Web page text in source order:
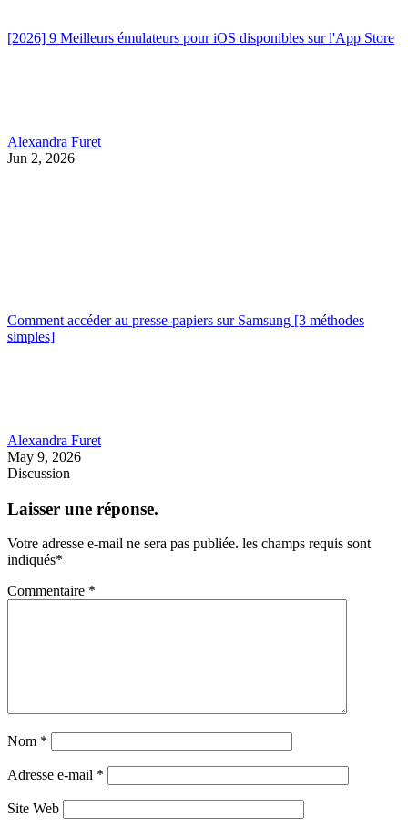
[2026] 9 Meilleurs émulateurs pour iOS disponibles sur l'App Store
Alexandra Furet
Jun 2, 2026
Comment accéder au presse-papiers sur Samsung [3 méthodes
simples]
Alexandra Furet
May 9, 2026
Discussion
Laisser une réponse.
Votre adresse e-mail ne sera pas publiée. les champs requis sont
indiqués*
Commentaire *
Nom *
Adresse e-mail *
Site Web